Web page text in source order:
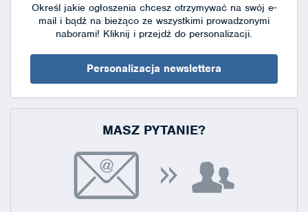
Określ jakie ogłoszenia chcesz otrzymywać na swój e-
mail i bądź na bieżąco ze wszystkimi prowadzonymi
naborami! Kliknij i przejdź do personalizacji.
Personalizacja newslettera
MASZ PYTANIE?